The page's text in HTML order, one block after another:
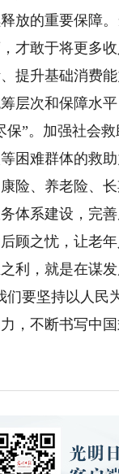
放的重要保障
才敢于将更多
提升基础消费
层次和保障水
保”。加强社会
困难群体的救
险、养老险、
体系建设，完
顾之忧，让老
，就是在谋发
们要坚持以人民
，不断书写中